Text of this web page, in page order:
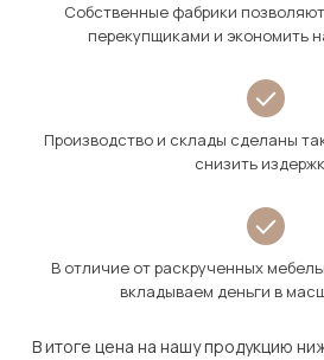
Собственные фабрики
перекупщиками и экономить
Производство и склады сделаны
снизить
В отличие от раскрученных
вкладываем деньги в
В итоге цена на нашу продукцию